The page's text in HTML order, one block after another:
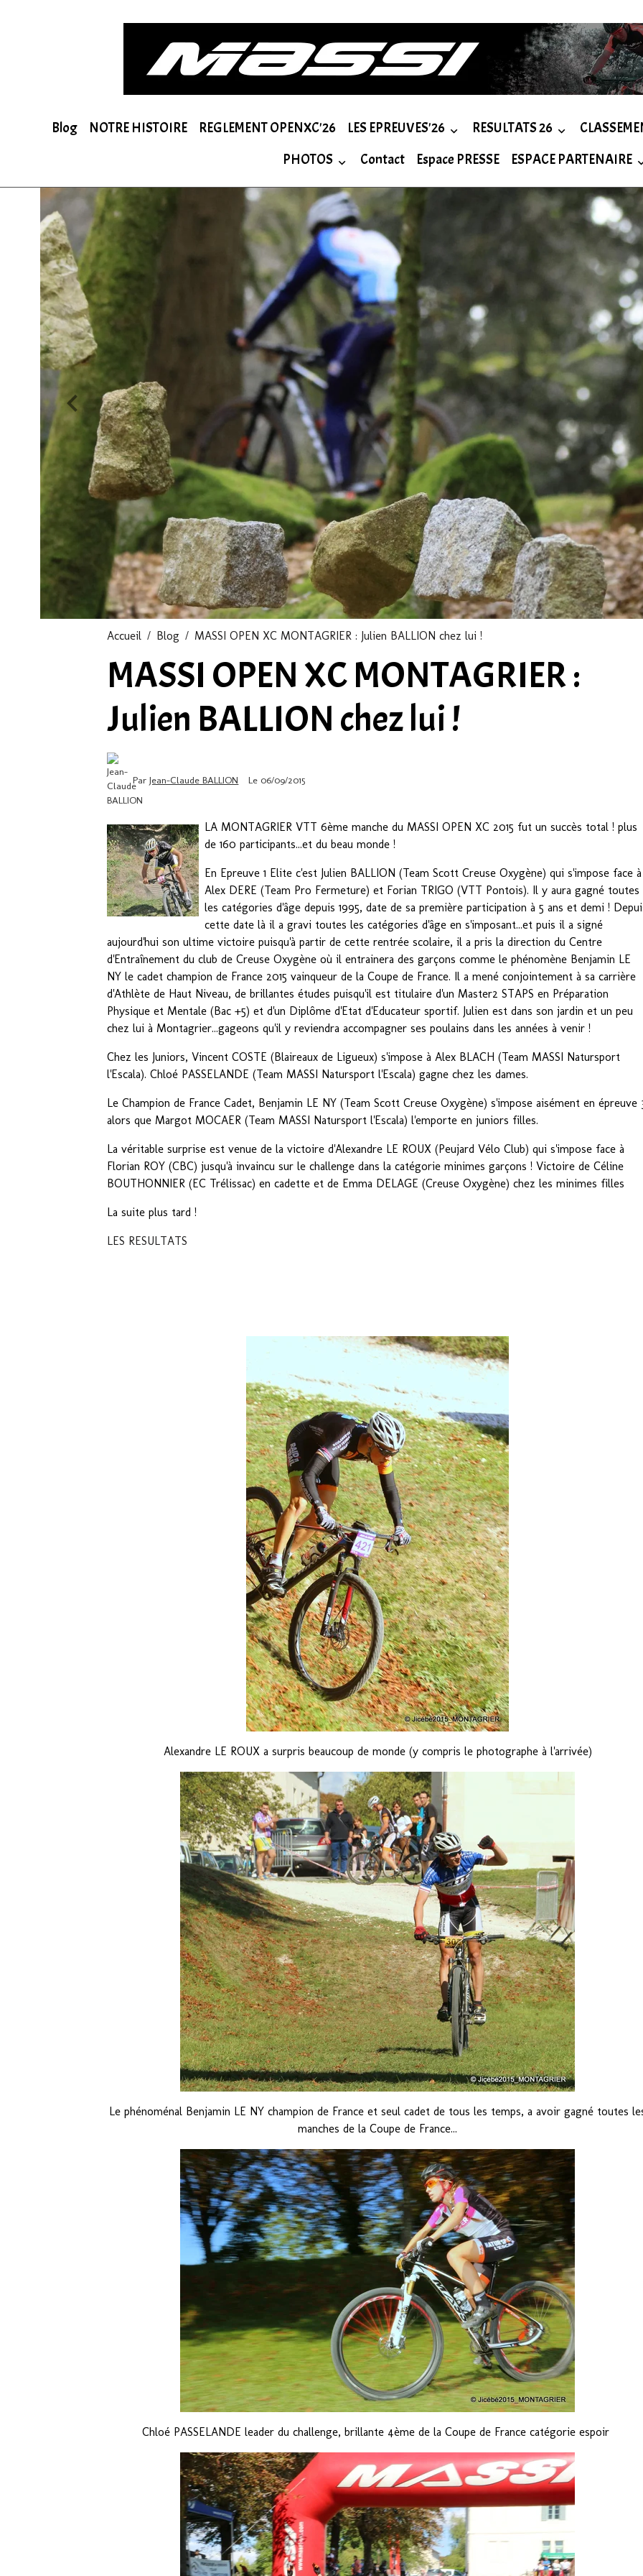
Blog NOTRE HISTOIRE REGLEMENT OPENXC'26 LES EPREUVES'26 RESULTATS 26
PHOTOS
Contact Espace PRESSE ESPACE PARTENAIRE
Accueil Blog MASSI OPEN XC MONTAGRIER : Julien BALLION chez lui !
MASSI OPEN XC MONTAGRIER :
Julien BALLION chez lui !
ParJean-Claude BALLION Le 06/09/2015
LA MONTAGRIER VTT 6ème manche du MASSI OPEN XC 2015 fut un succès total ! plus
de 160 participants...et du beau monde !
En Epreuve 1 Elite c'est Julien BALLION (Team Scott Creuse Oxygène) qui s'impose face à
Alex DERE (Team Pro Fermeture) et Forian TRIGO (VTT Pontois). Il y aura gagné toutes
les catégories d'âge depuis 1995, date de sa première participation à 5 ans et demi !
cette date là il a gravi toutes les catégories d'âge en s'imposant...et puis il a signé
aujourd'hui son ultime victoire puisqu'à partir de cette rentrée scolaire, il a pris la direction du Centre
d'Entraînement du club de Creuse Oxygène où il entrainera des garçons comme le phénomène Benjamin LE
NY le cadet champion de France 2015 vainqueur de la Coupe de France. Il a mené conjointement à sa carrière
d'Athlète de Haut Niveau, de brillantes études puisqu'il est titulaire d'un Master2 STAPS en Préparation
Physique et Mentale (Bac +5) et d'un Diplôme d'Etat d'Educateur sportif. Julien est dans son jardin et un peu
chez lui à Montagrier...gageons qu'il y reviendra accompagner ses poulains dans les années à venir !
Chez les Juniors, Vincent COSTE (Blaireaux de Ligueux) s'impose à Alex BLACH (Team MASSI Natursport
l'Escala). Chloé PASSELANDE (Team MASSI Natursport l'Escala) gagne chez les dames.
Le Champion de France Cadet, Benjamin LE NY (Team Scott Creuse Oxygène) s'impose aisément en épreuve
alors que Margot MOCAER (Team MASSI Natursport l'Escala) l'emporte en juniors filles.
La véritable surprise est venue de la victoire d'Alexandre LE ROUX (Peujard Vélo Club) qui s'impose face à
Florian ROY (CBC) jusqu'à invaincu sur le challenge dans la catégorie minimes garçons ! Victoire de Céline
BOUTHONNIER (EC Trélissac) en cadette et de Emma DELAGE (Creuse Oxygène) chez les minimes filles
La suite plus tard !
LES RESULTATS
Alexandre LE ROUX a surpris beaucoup de monde (y compris le photographe à l'arrivée)
Le phénoménal Benjamin LE NY champion de France et seul cadet de tous les temps, a avoir gagné toutes
manches de la Coupe de France...
Chloé PASSELANDE leader du challenge, brillante 4ème de la Coupe de France catégorie espoir